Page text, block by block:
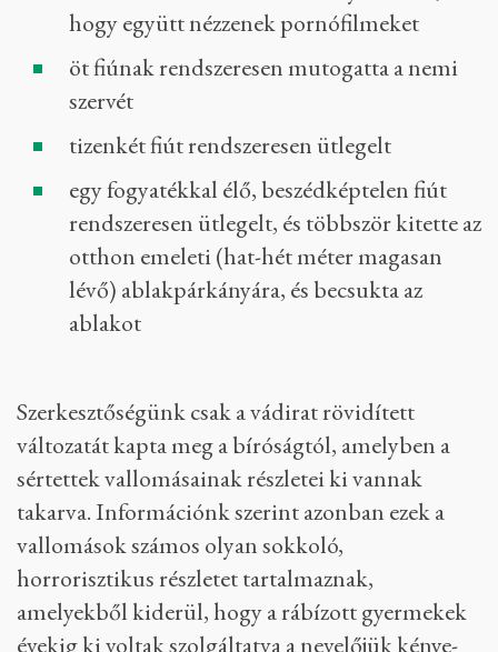
hogy együtt nézzenek pornófilmeket
öt fiúnak rendszeresen mutogatta a nemi
szervét
tizenkét fiút rendszeresen ütlegelt
egy fogyatékkal élő, beszédképtelen fiút
rendszeresen ütlegelt, és többször kitette az
otthon emeleti (hat-hét méter magasan
lévő) ablakpárkányára, és becsukta az
ablakot
Szerkesztőségünk csak a vádirat rövidített
változatát kapta meg a bíróságtól, amelyben a
sértettek vallomásainak részletei ki vannak
takarva. Információnk szerint azonban ezek a
vallomások számos olyan sokkoló,
horrorisztikus részletet tartalmaznak,
amelyekből kiderül, hogy a rábízott gyermekek
évekig ki voltak szolgáltatva a nevelőjük kénye-